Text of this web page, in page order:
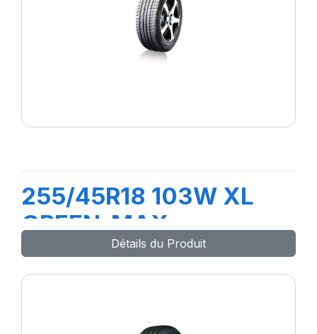
255/45R18 103W XL
GREEN-MAX
Détails du Produit